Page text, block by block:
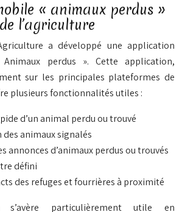
« animaux perdus »
l’agriculture
a développé une application
perdus ». Cette application,
sur les principales plateformes de
plusieurs fonctionnalités utiles :
d’un animal perdu ou trouvé
animaux signalés
annonces d’animaux perdus ou trouvés
défini
des refuges et fourrières à proximité
s’avère particulièrement utile en